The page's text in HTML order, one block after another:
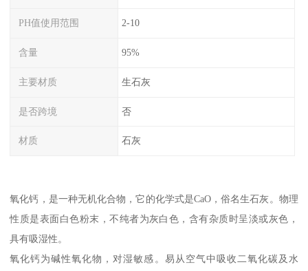
PH值使用范围 2-10
含量 95%
主要材质 生石灰
是否跨境 否
材质 石灰
氧化钙，是一种无机化合物，它的化学式是CaO，俗名生石灰。物理
性质是表面白色粉末，不纯者为灰白色，含有杂质时呈淡或灰色，
具有吸湿性。
氧化钙为碱性氧化物，对湿敏感。易从空气中吸收二氧化碳及水